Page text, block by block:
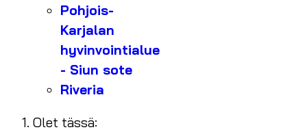
Pohjois-
Karjalan
hyvinvointialue
- Siun sote
Riveria
Olet tässä: